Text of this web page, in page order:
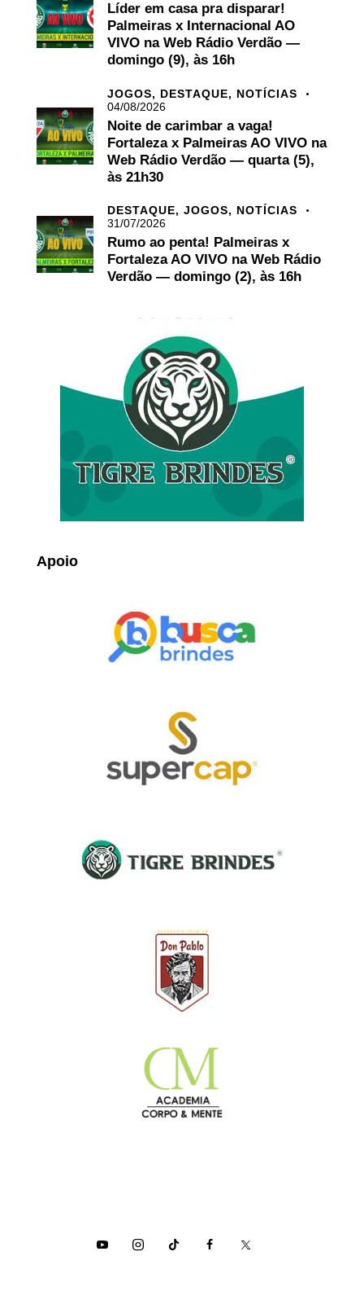
Líder em casa pra disparar!
Palmeiras x Internacional AO
VIVO na Web Rádio Verdão —
domingo (9), às 16h
JOGOS, DESTAQUE, NOTÍCIAS
04/08/2026
Noite de carimbar a vaga!
Fortaleza x Palmeiras AO VIVO na
Web Rádio Verdão — quarta (5),
às 21h30
DESTAQUE, JOGOS, NOTÍCIAS
31/07/2026
Rumo ao penta! Palmeiras x
Fortaleza AO VIVO na Web Rádio
Verdão — domingo (2), às 16h
Apoio